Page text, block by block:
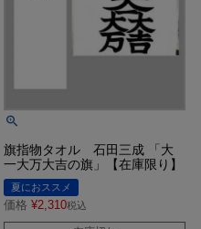
旗指物タオル 石田三成 「大
一大万大吉の旗」【在庫限り】
夏におススメ
価格 ¥2,310税込